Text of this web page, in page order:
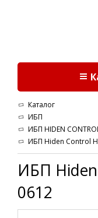
Каталог
ИБП
ИБП HIDEN
ИБП Hiden Control
ИБП Hiden
0612